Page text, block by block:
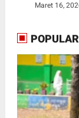
Maret 16,